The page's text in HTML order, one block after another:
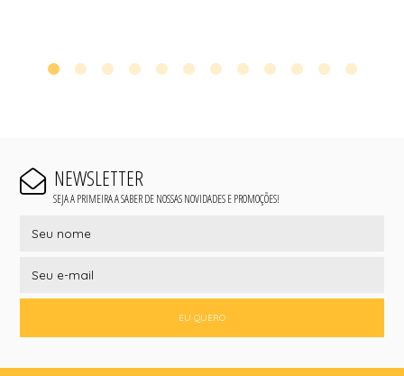
NEWSLETTER
SEJA A PRIMEIRA A SABER DE NOSSAS NOVIDADES E PROMOÇÕES!
EU QUERO